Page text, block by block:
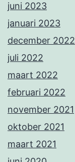
juni 2023
januari 2023
december 2022
juli 2022
maart 2022
februari 2022
november 2021
oktober 2021
maart 2021